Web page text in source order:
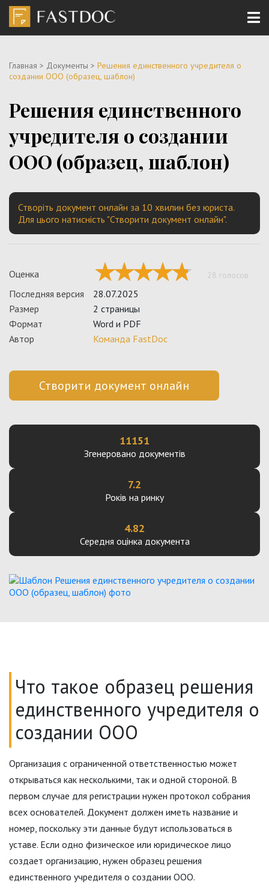
Главная > Документы > Решения единственного учредителя о
создании ООО (образец, шаблон)
Решения единственного
учредителя о создании
ООО (образец, шаблон)
Створіть документ онлайн за 10 хвилин без юриста.
Для цього натисність "Створити документ онлайн".
Оценка 28 голосов
Последняя версия
28.07.2025
Размер
2 страницы
Формат
Word и PDF
Автор
Команда FastDoc
Створити документ онлайн
11151
Згенеровано документів
7.2
Років на ринку
4.82
Середня оцінка документа
Что такое образец решения
единственного учредителя о
создании ООО
Организация с ограниченной ответственностью может
открываться как несколькими, так и одной стороной. В
первом случае для регистрации нужен протокол собрания
всех основателей. Документ должен иметь название и
номер, поскольку эти данные будут использоваться в
уставе. Если одно физическое или юридическое лицо
создает организацию, нужен образец решения
единственного учредителя о создании ООО.